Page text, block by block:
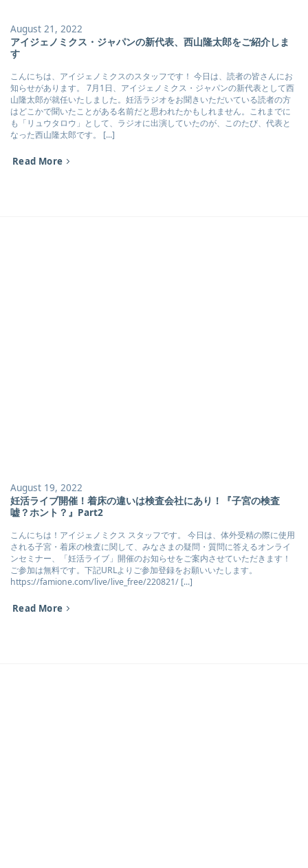
August 21, 2022
アイジェノミクス・ジャパンの新代表、西山隆太郎をご紹介しま
す
こんにちは、アイジェノミクスのスタッフです！ 今日は、読者の皆さんにお
知らせがあります。 7月1日、アイジェノミクス・ジャパンの新代表として西
山隆太郎が就任いたしました。妊活ラジオをお聞きいただいている読者の方
はどこかで聞いたことがある名前だと思われたかもしれません。これまでに
も「リュウタロウ」として、ラジオに出演していたのが、このたび、代表と
なった西山隆太郎です。 [...]
Read More
August 19, 2022
妊活ライブ開催！着床の違いは検査会社にあり！『子宮の検査
嘘？ホント？』Part2
こんにちは！アイジェノミクス スタッフです。 今日は、体外受精の際に使用
される子宮・着床の検査に関して、みなさまの疑問・質問に答えるオンライ
ンセミナー、「妊活ライブ」開催のお知らせをご案内させていただきます！
ご参加は無料です。下記URLよりご参加登録をお願いいたします。
https://famione.com/live/live_free/220821/ [...]
Read More